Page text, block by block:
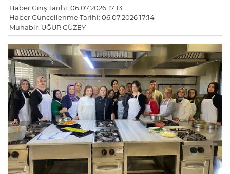
Haber Giriş Tarihi: 06.07.2026 17:13
Haber Güncellenme Tarihi: 06.07.2026 17:14
Muhabir: UĞUR GÜZEY